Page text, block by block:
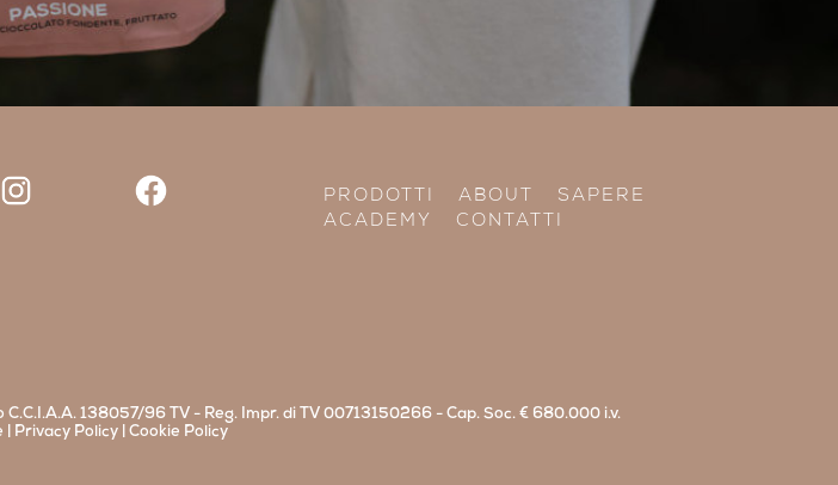
PRODOTTI ABOUT
SAPERE
ACADEMY
CONTATTI
C.C.I.A.A. 138057/96 TV - Reg. Impr. di TV 00713150266 - Cap. Soc. € 680.000 i.v.
Privacy Policy| Cookie Policy